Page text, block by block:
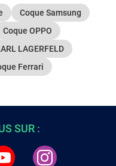
Coque Samsung
Coque OPPO
LAGERFELD
Ferrari
SUR :